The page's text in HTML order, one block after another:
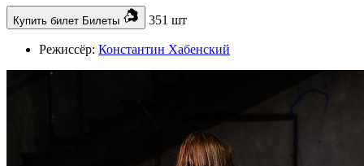
Купить билет Билеты 351 шт
Режиссёр: Константин Хабенский